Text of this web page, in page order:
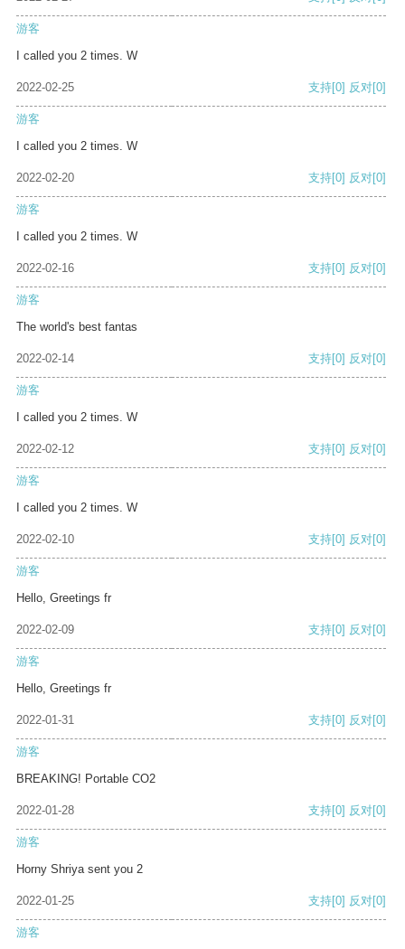
游客
I called you 2 times. W
2022-02-25 支持[0] 反对[0]
游客
I called you 2 times. W
2022-02-20 支持[0] 反对[0]
游客
I called you 2 times. W
2022-02-16 支持[0] 反对[0]
游客
The world's best fantas
2022-02-14 支持[0] 反对[0]
游客
I called you 2 times. W
2022-02-12 支持[0] 反对[0]
游客
I called you 2 times. W
2022-02-10 支持[0] 反对[0]
游客
Hello, Greetings fr
2022-02-09 支持[0] 反对[0]
游客
Hello, Greetings fr
2022-01-31 支持[0] 反对[0]
游客
BREAKING! Portable CO2
2022-01-28 支持[0] 反对[0]
游客
Horny Shriya sent you 2
2022-01-25 支持[0] 反对[0]
游客